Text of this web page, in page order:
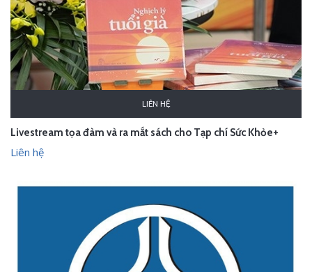
LIÊN HỆ
Livestream tọa đàm và ra mắt sách cho Tạp chí Sức Khỏe+
Liên hệ